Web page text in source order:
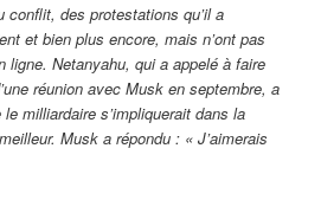
conflit, des protestations qu’il a
et bien plus encore, mais n’ont pas
ligne. Netanyahu, qui a appelé à faire
réunion avec Musk en septembre, a
milliardaire s’impliquerait dans la
Musk a répondu : « J’aimerais